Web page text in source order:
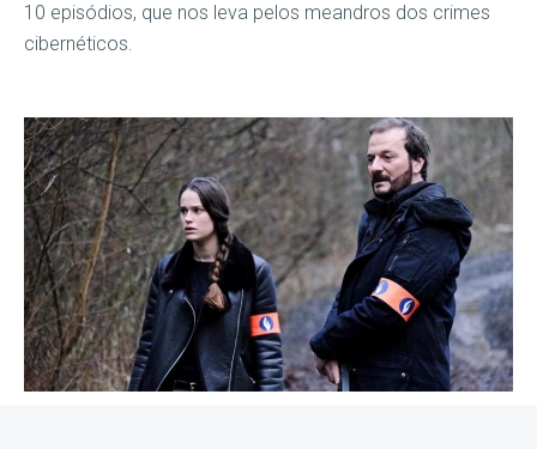
10 episódios, que nos leva pelos meandros dos crimes
cibernéticos.